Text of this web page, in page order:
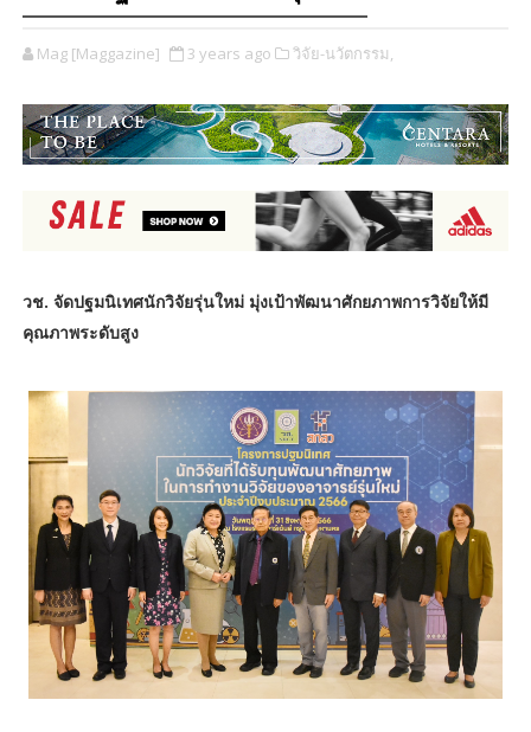
Mag [Maggazine] 3 years ago วิจัย-นวัตกรรม,
วช. จัดปฐมนิเทศนักวิจัยรุ่นใหม่ มุ่งเป้าพัฒนาศักยภาพการวิจัยให้มี
คุณภาพระดับสูง